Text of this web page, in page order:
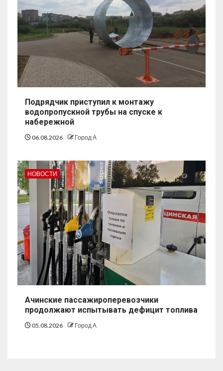
Подрядчик приступил к монтажу
водопропускной трубы на спуске к
набережной
06.08.2026 Город А
НОВОСТИ
Ачинские пассажироперевозчики
продолжают испытывать дефицит топлива
05.08.2026 Город А